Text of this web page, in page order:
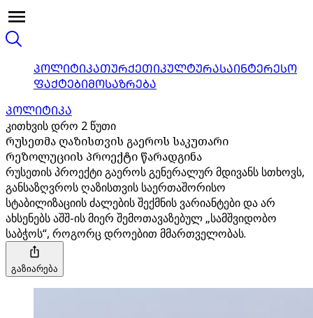
ᲞᲝᲚᲘᲢᲘᲙᲐᲗᲣᲠᲥᲔᲗᲘᲙᲣᲚᲢᲣᲠᲐᲡᲐᲘᲜᲢᲔᲠᲔᲡᲝ
ᲤᲐᲥᲢᲔᲑᲘᲛᲝᲡᲐᲖᲠᲔᲑᲐ
ᲞᲝᲚᲘᲢᲘᲙᲐ
კითხვის დრო 2 წუთი
რუსეთმა ღაზისთვის გაეროს საკუთარი
რეზოლუციის პროექტი წარადგინა
რუსეთის პროექტი გაეროს გენერალურ მდივანს სთხოვს,
განსაზღვროს ღაზისთვის საერთაშორისო
სტაბილიზაციის ძალების შექმნის ვარიანტები და არ
ახსენებს აშშ-ის მიერ შემოთავაზებულ „სამშვიდობო
საბჭოს“, როგორც დროებით მმართველობას.
გაზიარება